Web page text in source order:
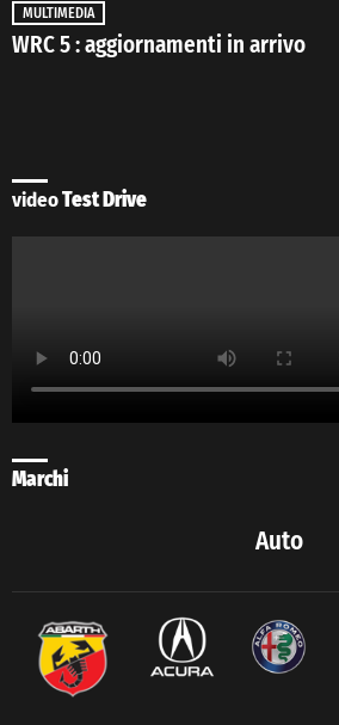
MULTIMEDIA
WRC 5 : aggiornamenti in arrivo
videoTest Drive
Marchi
Auto